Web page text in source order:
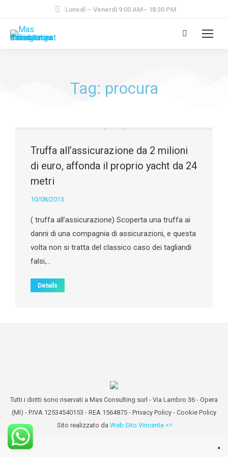
Lunedì – Venerdì 9:00 AM– 18:30 PM
Tag: procura
Truffa all’assicurazione da 2 milioni
di euro, affonda il proprio yacht da 24
metri
10/08/2015
( truffa all’assicurazione) Scoperta una truffa ai
danni di una compagnia di assicurazioni, e questa
volta non si tratta del classico caso dei tagliandi
falsi,…
Details
Tutti i diritti sono riservati a Mas Consulting surl - Via Lambro 36 - Opera
(MI) - P.IVA 12534540153 - REA 1564875 - Privacy Policy - Cookie Policy
Sito realizzato da Web Sito Vincente <=